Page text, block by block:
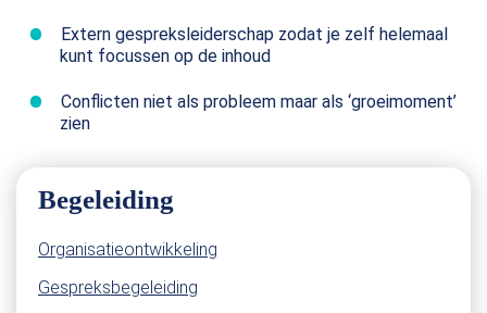
Extern gespreksleiderschap zodat je zelf helemaal
kunt focussen op de inhoud
Conflicten niet als probleem maar als ‘groeimoment’
zien
Begeleiding
Organisatieontwikkeling
Gespreksbegeleiding